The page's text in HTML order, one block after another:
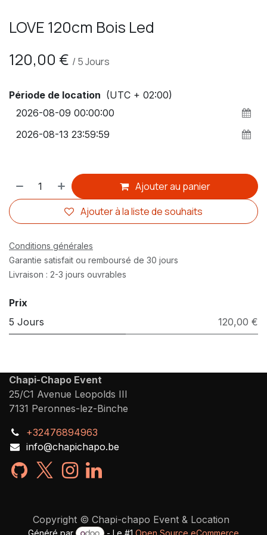
LOVE 120cm Bois Led
120,00 € / 5Jours
Période de location (UTC + 02:00)
Ajouter au panier
Ajouter à la liste de souhaits
Conditions générales
Garantie satisfait ou remboursé de 30 jours
Livraison : 2-3 jours ouvrables
Prix
5 Jours
120,00 €
Chapi-Chapo Event
25/C1 Avenue Leopolds III
7131 Peronnes-lez-Binche
+32476894963
info@chapichapo.be
Copyright © Chapi-chapo Event & Location
Généré par - Le #1Open Source eCommerce